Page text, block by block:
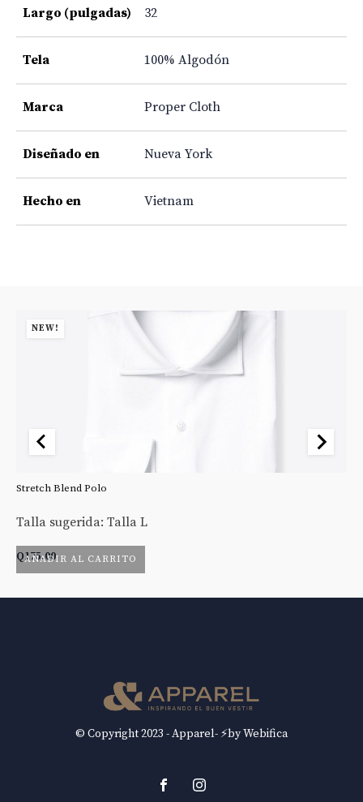
Largo (pulgadas) 32
Tela 100% Algodón
Marca Proper Cloth
Diseñado en Nueva York
Hecho en Vietnam
NEW!
AÑADIR AL CARRITO
Stretch Blend Polo
Talla sugerida: Talla L
Q175.00
© Copyright 2023 - Apparel- ⚡by Webifica